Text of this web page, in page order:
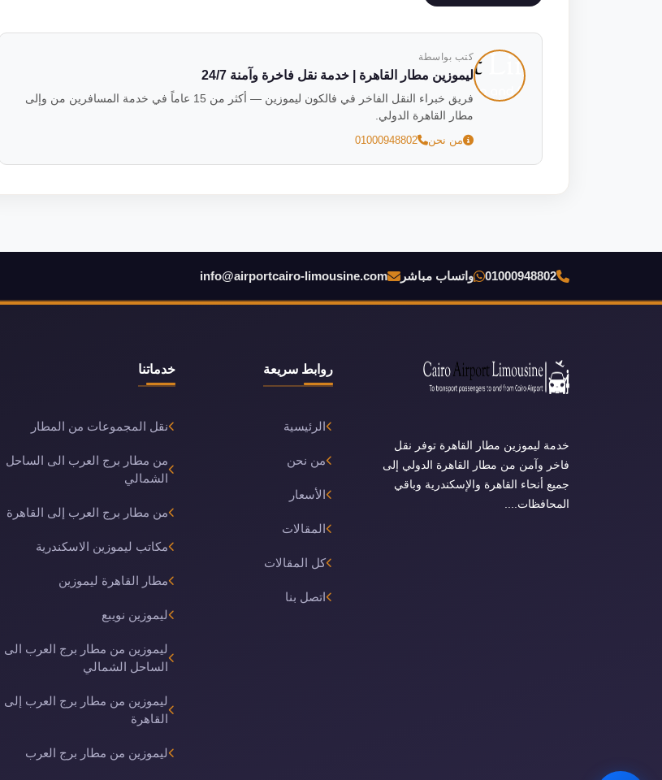
كتب بواسطة
ليموزين مطار القاهرة | خدمة نقل فاخرة وآمنة 24/7
فريق خبراء النقل الفاخر في فالكون ليموزين — أكثر من 15 عاماً في خدمة المسافرين من وإلى
مطار القاهرة الدولي.
من نحن
01000948802
01000948802 واتساب مباشر info@airportcairo-limousine.com
خدمة ليموزين مطار القاهرة توفر نقل
فاخر وآمن من مطار القاهرة الدولي إلى
جميع أنحاء القاهرة والإسكندرية وباقي
المحافظات....
روابط سريعة
الرئيسية
من نحن
الأسعار
المقالات
كل المقالات
اتصل بنا
خدماتنا
نقل المجموعات من المطار
من مطار برج العرب الى الساحل
الشمالي
من مطار برج العرب إلى القاهرة
مكاتب ليموزين الاسكندرية
مطار القاهرة ليموزين
ليموزين نويبع
ليموزين من مطار برج العرب الى
الساحل الشمالي
ليموزين من مطار برج العرب إلى
القاهرة
ليموزين من مطار برج العرب